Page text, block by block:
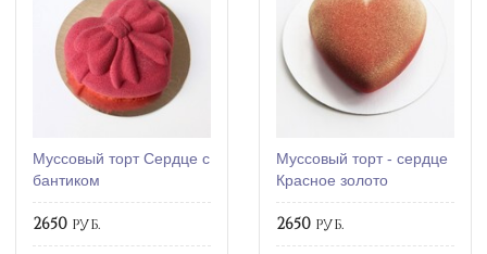
Муссовый торт Сердце с
бантиком
2650 руб.
Муссовый торт - сердце
Красное золото
2650 руб.